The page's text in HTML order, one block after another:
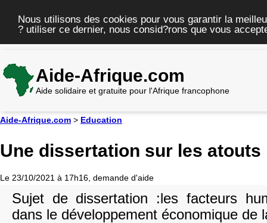
Nous utilisons des cookies pour vous garantir la
? utiliser ce dernier, nous consid?rons que vous
Aide-Afrique.com
Aide solidaire et gratuite pour l'Afrique francophone
Aide-Afrique.com > Education
Une dissertation sur les atouts
Le 23/10/2021 à 17h16, demande d'aide
Sujet de dissertation :les facteurs
dans le développement économique de